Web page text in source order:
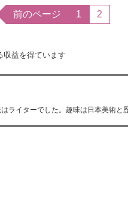
前のページ 1 2
益を得ています
ライターでした。趣味は日本美術と